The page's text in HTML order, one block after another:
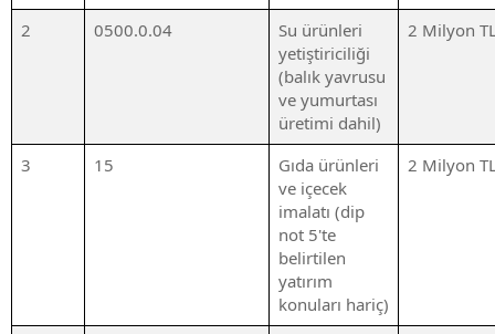
2 0500.0.04
Su ürünleri
yetiştiriciliği
(balık yavrusu
ve yumurtası
üretimi dahil)
2 Milyon
3 15
Gıda ürünleri
ve içecek
imalatı (dip
not 5'te
belirtilen
yatırım
konuları hariç)
2 Milyon